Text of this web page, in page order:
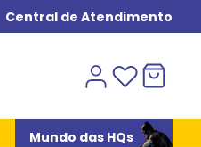
Central de Atendimento
Mundo das HQs